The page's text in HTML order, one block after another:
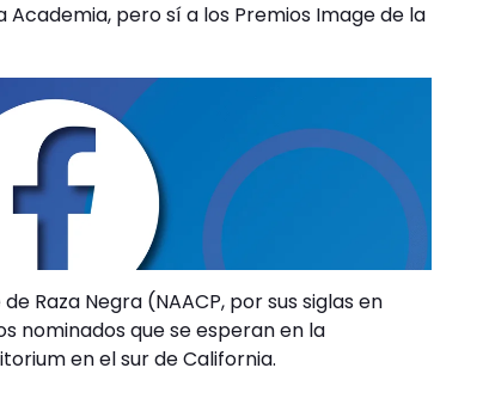
Academia, pero sí a los Premios Image de la
Raza Negra (NAACP, por sus siglas en
nominados que se esperan en la
en el sur de California.